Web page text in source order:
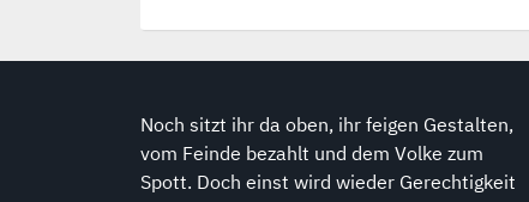
Noch sitzt ihr da oben, ihr feigen Gestalten,
vom Feinde bezahlt und dem Volke zum
Spott. Doch einst wird wieder Gerechtigkeit